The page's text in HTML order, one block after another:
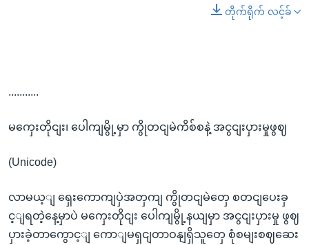
တိုက်ရိုက် လင့်ခ်
...........
မကှေးတိုငျး၊ ပေါကျမွို့မှာ ကွိုတငျမဲကိစ်စနဲ့ အငွငျးပှားမှုဖွဈ
(Unicode)
လာမယ့ျ ရှေးကောကျပှဲအတှကျ ကွိုတငျမဲတှေ စတငျပေးခှ
င့ျရတဲ့နေ့မှာပဲ မကှေးတိုငျး ပေါကျမွို့နယျမှာ အငွငျးပှားမှု ဖွဈ
ပှားခဲ့တာကွောင့ျ ကောျမရှငျတာဝနျရှိသူတှေ စုံစမျးစဈဆေး